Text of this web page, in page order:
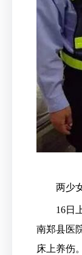
两少女
16日上
南郑县医
床上养伤。